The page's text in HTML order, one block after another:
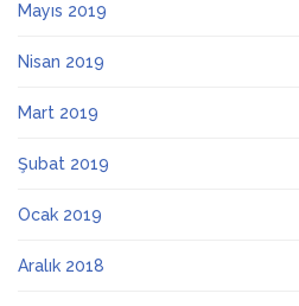
Mayıs 2019
Nisan 2019
Mart 2019
Şubat 2019
Ocak 2019
Aralık 2018